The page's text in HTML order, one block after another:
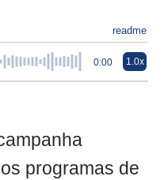
readme
0:00 1.0x
programas de